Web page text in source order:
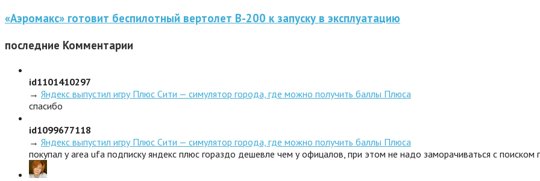
«Аэромакс» готовит беспилотный вертолет В-200 к запуску в эксплуатацию
последние Комментарии
id1101410297
→ Яндекс выпустил игру Плюс Сити — симулятор города, где можно получить баллы Плюса
спасибо
id1099677118
→ Яндекс выпустил игру Плюс Сити — симулятор города, где можно получить баллы Плюса
покупал у area ufa подписку яндекс плюс гораздо дешевле чем у офицалов, при этом не надо заморачиваться с поиском